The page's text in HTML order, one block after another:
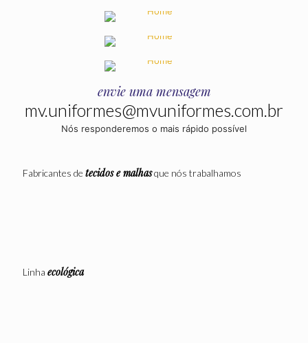
envie uma mensagem
mv.uniformes@mvuniformes.com.br
Nós responderemos o mais rápido possível
Fabricantes de tecidos e malhasque nós trabalhamos
Linha ecológica